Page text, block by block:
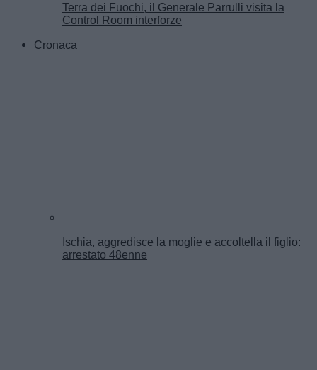
Terra dei Fuochi, il Generale Parrulli visita la
Control Room interforze
Cronaca
Ischia, aggredisce la moglie e accoltella il figlio:
arrestato 48enne